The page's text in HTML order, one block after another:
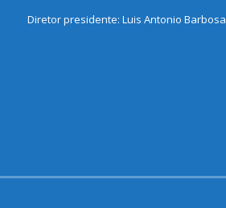
Diretor presidente: Luis Antonio Barbosa